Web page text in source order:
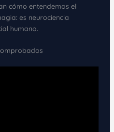
cómo entendemos el
es neurociencia
humano.